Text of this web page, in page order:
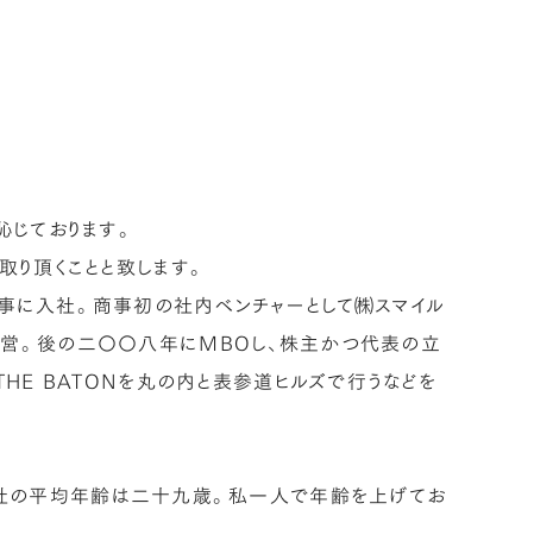
ております。
頂くことと致します。
入社。商事初の社内ベンチャーとして㈱スマイル
。後の二〇〇八年にMBOし、株主かつ代表の立
BATONを丸の内と表参道ヒルズで行うなどを
の平均年齢は二十九歳。私一人で年齢を上げてお